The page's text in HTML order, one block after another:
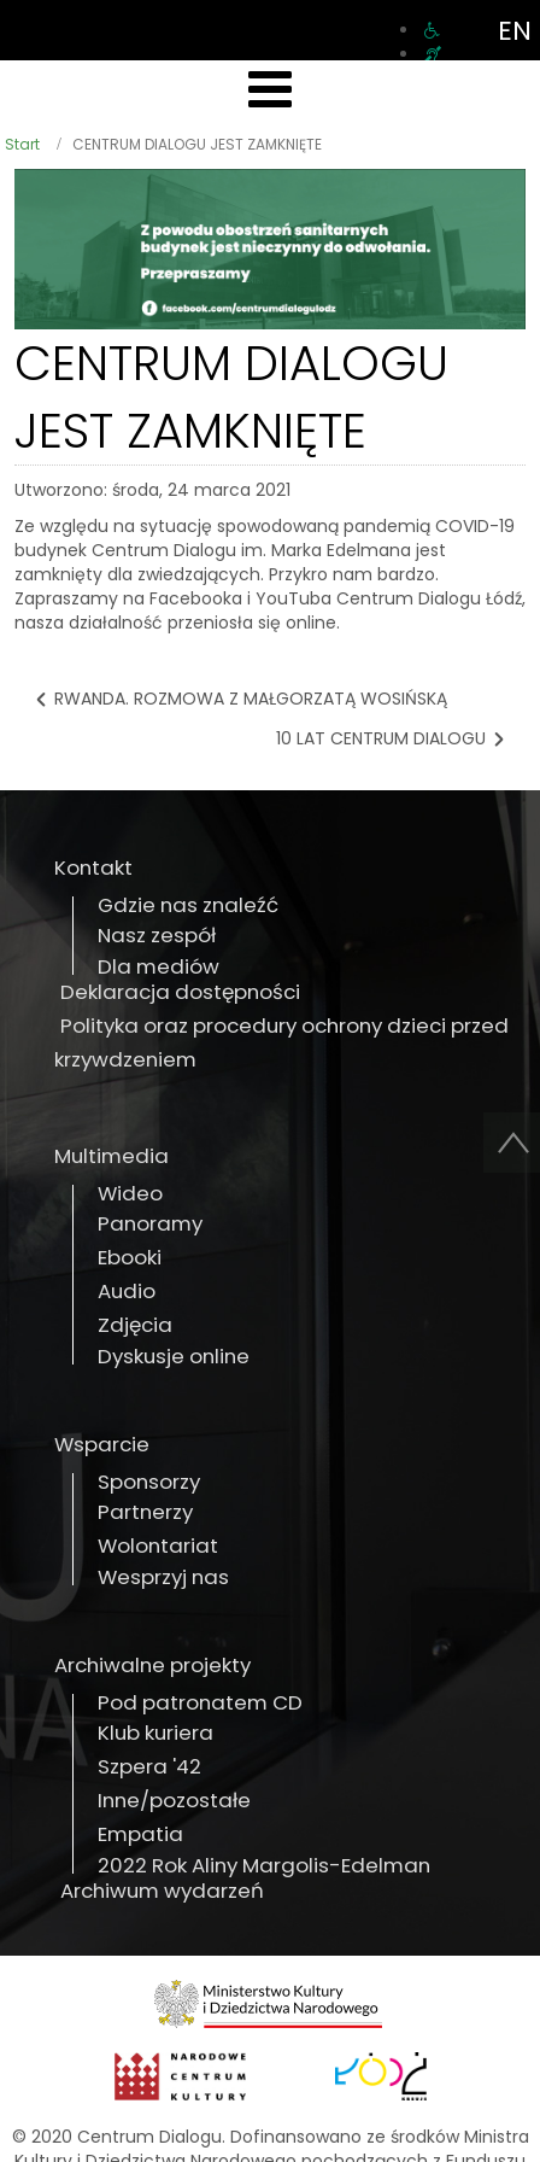
EN
Start CENTRUM DIALOGU JEST ZAMKNIĘTE
CENTRUM DIALOGU
JEST ZAMKNIĘTE
Utworzono: środa, 24 marca 2021
Ze względu na sytuację spowodowaną pandemią COVID-19
budynek Centrum Dialogu im. Marka Edelmana jest
zamknięty dla zwiedzających. Przykro nam bardzo.
Zapraszamy na Facebooka i YouTuba Centrum Dialogu Łódź,
nasza działalność przeniosła się online.
RWANDA. ROZMOWA Z MAŁGORZATĄ WOSIŃSKĄ
10 LAT CENTRUM DIALOGU
Kontakt
Gdzie nas znaleźć
Nasz zespół
Dla mediów
Deklaracja dostępności
Polityka oraz procedury ochrony dzieci przed
krzywdzeniem
Multimedia
Wideo
Panoramy
Ebooki
Audio
Zdjęcia
Dyskusje online
Wsparcie
Sponsorzy
Partnerzy
Wolontariat
Wesprzyj nas
Archiwalne projekty
Pod patronatem CD
Klub kuriera
Szpera '42
Inne/pozostałe
Empatia
2022 Rok Aliny Margolis-Edelman
Archiwum wydarzeń
© 2020 Centrum Dialogu. Dofinansowano ze środków Ministra